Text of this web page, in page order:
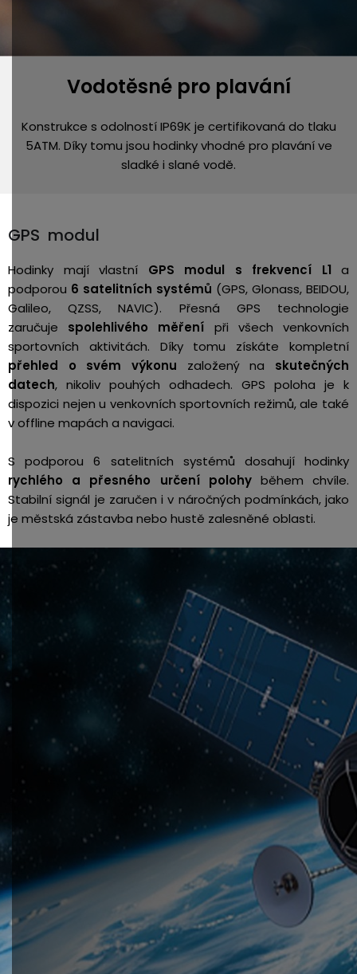
Vodotěsné pro plavání
Konstrukce s odolností IP69K je certifikovaná do tlaku
5ATM. Díky tomu jsou hodinky vhodné pro plavání ve
sladké i slané vodě.
GPS modul
Hodinky mají vlastní GPS modul s frekvencí L1 a
podporou 6 satelitních systémů (GPS, Glonass, BEIDOU,
Galileo, QZSS, NAVIC). Přesná GPS technologie
zaručuje spolehlivého měření při všech venkovních
sportovních aktivitách. Díky tomu získáte kompletní
přehled o svém výkonu založený na skutečných
datech, nikoliv pouhých odhadech. GPS poloha je k
dispozici nejen u venkovních sportovních režimů, ale také
v offline mapách a navigaci.
S podporou 6 satelitních systémů dosahují hodinky
rychlého a přesného určení polohyběhem chvíle.
Stabilní signál je zaručen i v náročných podmínkách, jako
je městská zástavba nebo hustě zalesněné oblasti.